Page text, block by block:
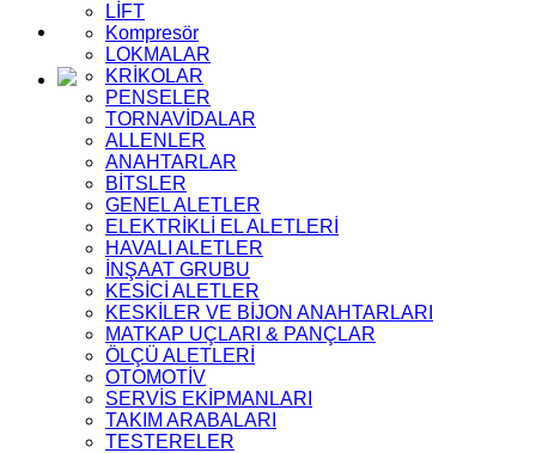
LİFT
Kompresör
LOKMALAR
KRİKOLAR
PENSELER
TORNAVİDALAR
ALLENLER
ANAHTARLAR
BİTSLER
GENEL ALETLER
ELEKTRİKLİ EL ALETLERİ
HAVALI ALETLER
İNŞAAT GRUBU
KESİCİ ALETLER
KESKİLER VE BİJON ANAHTARLARI
MATKAP UÇLARI & PANÇLAR
ÖLÇÜ ALETLERİ
OTOMOTİV
SERVİS EKİPMANLARI
TAKIM ARABALARI
TESTERELER